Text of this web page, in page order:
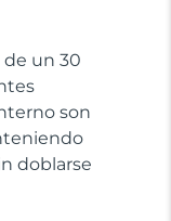
un 30
son
doblarse